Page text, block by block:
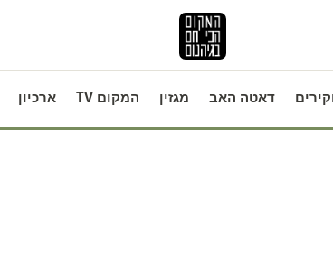
דאטה האב מגזין המקום TV ארכיון